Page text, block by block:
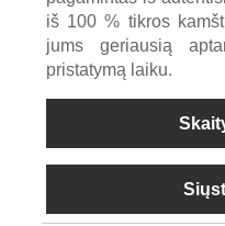
iš 100 % tikros
jums geriausią
pristatymą laiku.